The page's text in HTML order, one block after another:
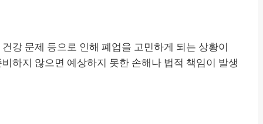
강 문제 등으로 인해 폐업을 고민하게 되는 상황이
하지 않으면 예상하지 못한 손해나 법적 책임이 발생